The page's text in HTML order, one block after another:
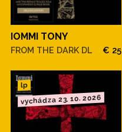
IOMMI TONY
FROM THE DARK DL € 25
lp
vychádza 23. 10. 2026